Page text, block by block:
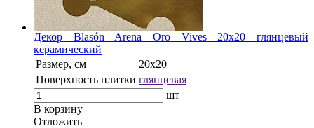
Декор Blasón Arena Oro Vives 20x20 глянцевый
керамический
Размер, см
20x20
Поверхность плитки глянцевая
шт
В корзину
Oтложить